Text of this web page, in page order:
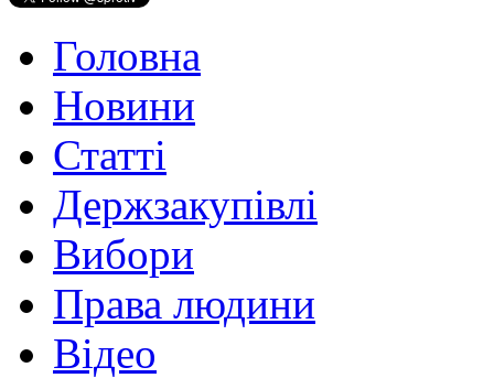
Головна
Новини
Статті
Держзакупівлі
Вибори
Права людини
Відео